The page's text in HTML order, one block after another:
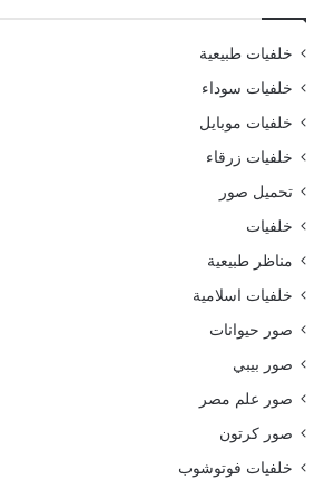
خلفيات طبيعية
خلفيات سوداء
خلفيات موبايل
خلفيات زرقاء
تحميل صور
خلفيات
مناظر طبيعية
خلفيات اسلامية
صور حيوانات
صور بيبي
صور علم مصر
صور كرتون
خلفيات فوتوشوب